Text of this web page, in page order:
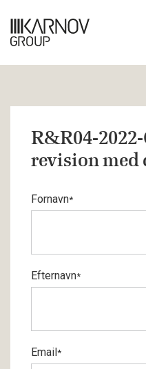
R&R04-
revision med
Fornavn*
Efternavn*
Email*